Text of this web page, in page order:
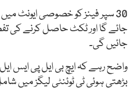
30 سپر فینز کو خصوصی ایونٹ
جائے گا اور ٹکٹ حاصل کرنے کی
جائیں گی۔
واضح رہے کہ ایچ بی ایل پی ایس
بڑھتی ہوئی ٹی ٹوئنٹی لیگز میں